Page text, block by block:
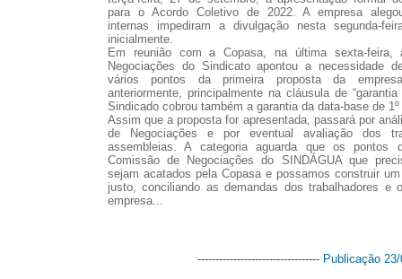
para o Acordo Coletivo de 2022. A empresa
internas impediram a divulgação nesta segunda-
inicialmente.
Em reunião com a Copasa, na última sexta-feira,
Negociações do Sindicato apontou a necessidade
vários pontos da primeira proposta da
anteriormente, principalmente na cláusula de “garantia
Sindicado cobrou também a garantia da data-base de
Assim que a proposta for apresentada, passará por
de Negociações e por eventual avaliação dos
assembleias. A categoria aguarda que os pontos
Comissão de Negociações do SINDÁGUA que
sejam acatados pela Copasa e possamos construir
justo, conciliando as demandas dos trabalhadores e
empresa...
---------------------------------- Publicação